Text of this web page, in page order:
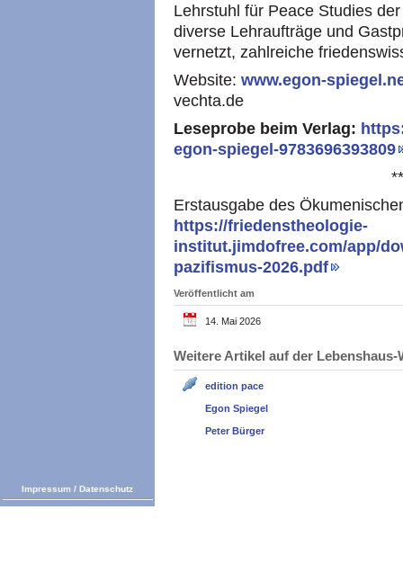
Lehrstuhl für Peace Studies
diverse Lehraufträge und
vernetzt, zahlreiche
Website: www.egon-
vechta.de
Leseprobe beim Verlag:
egon-spiegel-9783696393809
Erstausgabe des
https://friedenstheologie-
institut.jimdofree.com/app/
pazifismus-2026.pdf
Veröffentlicht am
14. Mai 2026
Weitere Artikel auf der
edition pace
Egon Spiegel
Peter Bürger
Impressum / Datenschutz